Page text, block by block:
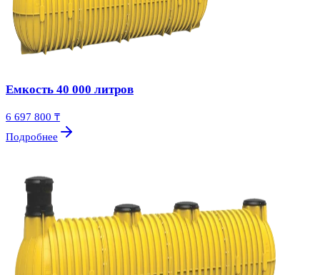
Емкость 40 000 литров
6 697 800 ₸
Подробнее